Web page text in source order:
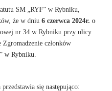
SM „RYF” w Rybniku,
że w dniu 6 czerwca 2024r. o
nr 34 w Rybniku przy ulicy
Zgromadzenie członków
w Rybniku.
się następująco: